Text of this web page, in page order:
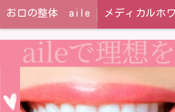
お口の整体 aile